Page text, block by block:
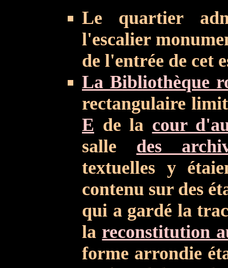
Le quartier
l'escalier
de l'entrée de cet
La Bibliothèque
rectangulaire
E de la cour
salle des
textuelles y
contenu sur des
qui a gardé la
la reconstitution
forme arrondie